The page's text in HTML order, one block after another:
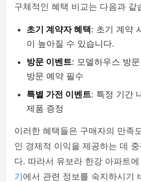
구체적인 혜택 비교는 다음과 같
초기 계약자 혜택: 초기 계약
이 높아질 수 있습니다.
방문 이벤트: 모델하우스 방
방문 예약 필수
특별 가전 이벤트: 특정 기간
제품 증정
이러한 혜택들은 구매자의 만족
인 경제적 이익을 제공하는 데
다. 따라서 유보라 한강 아파트
기 에서 관련 정보를 숙지하시기